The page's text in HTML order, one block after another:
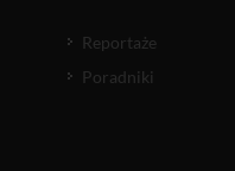
Reportaże
Poradniki